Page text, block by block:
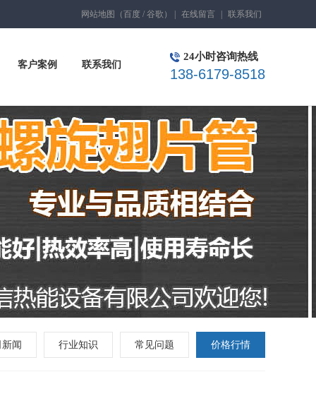
网站地图 （百度 / 谷歌 ） 在线留言 联系我们
客户案例 联系我们
24小时咨询热线
138-6179-8518
闻 行业知识 常见问题 价格行情